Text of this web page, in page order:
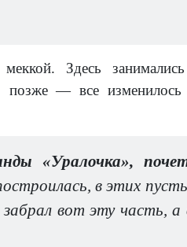
Здесь
позже — все
«Уралочка»,
в этих
вот эту часть,